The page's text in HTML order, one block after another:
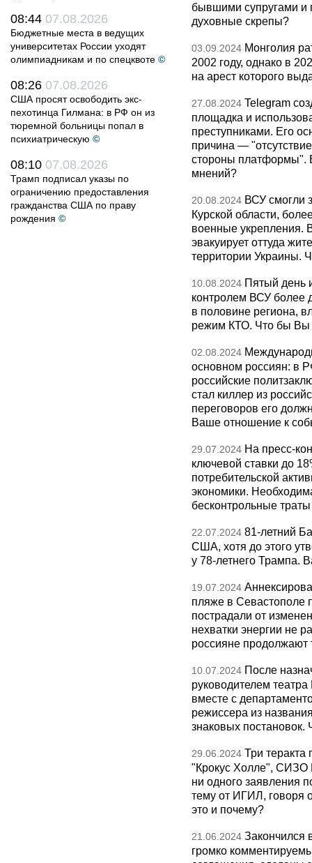
08:44 07.08.2026
Бюджетные места в ведущих
университетах России уходят
олимпиадникам и по спецквоте ©
08:26 07.08.2026
США просят освободить экс-
пехотинца Гилмана: в РФ он из
тюремной больницы попал в
психиатрическую ©
08:10 07.08.2026
Трамп подписал указы по
ограничению предоставления
гражданства США по праву
рождения ©
бывшими супругами и
духовные скрепы?
03.09.2024 Монголия
2002 году, однако в
на арест которого
27.08.2024 Telegram
площадка и
преступниками. Его
причина —
стороны платформы".
мнений?
20.08.2024 ВСУ смогли
Курской области,
военные укрепления.
эвакуирует оттуда
территории Украины.
10.08.2024 Пятый день
контролем ВСУ более
в половине региона,
режим КТО. Что бы Вы
02.08.2024
основном россиян: в
российские
стал киллер из
переговоров его
Ваше отношение к
29.07.2024 На пресс-
ключевой ставки до
потребительской
экономики.
бесконтрольные
22.07.2024 81-летний
США, хотя до этого
у 78-летнего Трампа.
19.07.2024
пляже в Севастополе
пострадали от
нехватки энергии не
россияне продолжают
10.07.2024 После
руководителем
вместе с
режиссера из
знаковых постановок.
29.06.2024 Три теракта
"Крокус Холле", СИЗО
ни одного заявления
тему от ИГИЛ, говоря
это и почему?
21.06.2024 Закончился
громко